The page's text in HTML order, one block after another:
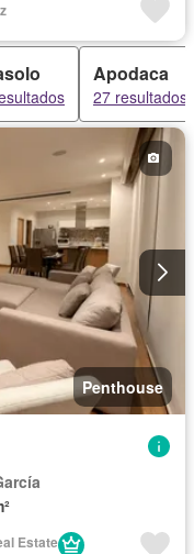
amueblado
Apodaca
27 resultados
Penthouse
Estate